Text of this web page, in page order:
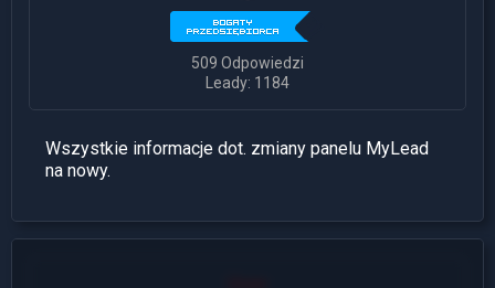
509 Odpowiedzi
Leady: 1184
Wszystkie informacje dot. zmiany panelu MyLead
na nowy.